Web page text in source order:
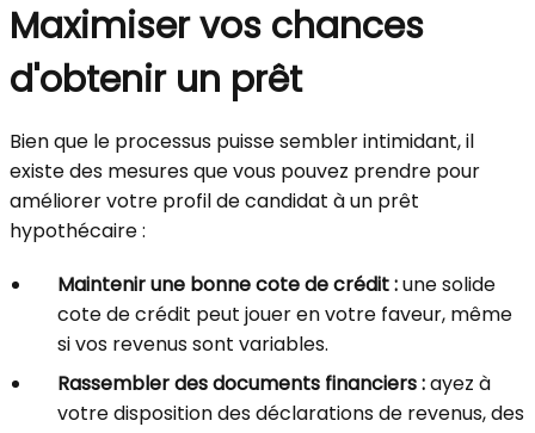
Maximiser vos chances
d'obtenir un prêt
Bien que le processus puisse sembler intimidant, il
existe des mesures que vous pouvez prendre pour
améliorer votre profil de candidat à un prêt
hypothécaire :
Maintenir une bonne cote de crédit :une solide
cote de crédit peut jouer en votre faveur, même
si vos revenus sont variables.
Rassembler des documents financiers :ayez à
votre disposition des déclarations de revenus, des